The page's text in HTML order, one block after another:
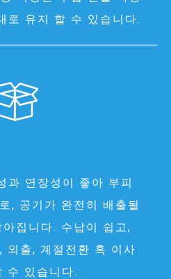
로 유지 할 수 있습니다.
과 연장성이 좋아 부피
, 공기가 완전히 배출될
집니다. 수납이 쉽고,
외출, 계절전환 혹 이사
수 있습니다.